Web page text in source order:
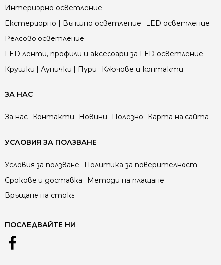
Интериорно осветление
Екстериорно | Външно осветление
LED осветление
Релсово осветление
LED ленти, профили и аксесоари за LED осветление
Крушки | Лунички | Пури
Ключове и контакти
ЗА НАС
За нас Контакти Новини Полезно Карта на сайта
УСЛОВИЯ ЗА ПОЛЗВАНЕ
Условия за ползване
Политика за поверителност
Срокове и доставка
Методи на плащане
Връщане на стока
ПОСЛЕДВАЙТЕ НИ